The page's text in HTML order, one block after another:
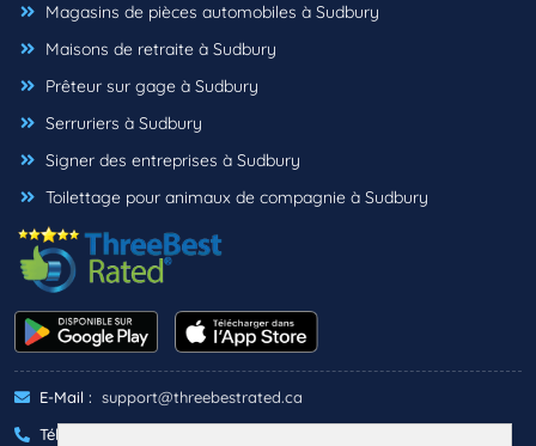
Magasins de pièces automobiles à Sudbury
Maisons de retraite à Sudbury
Prêteur sur gage à Sudbury
Serruriers à Sudbury
Signer des entreprises à Sudbury
Toilettage pour animaux de compagnie à Sudbury
E-Mail : support@threebestrated.ca
Téléphone :